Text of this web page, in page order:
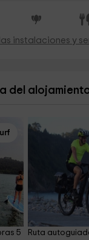
instalaciones y
del
5
Ruta